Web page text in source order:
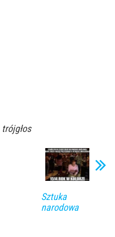
trójgłos
Sztuka
narodowa